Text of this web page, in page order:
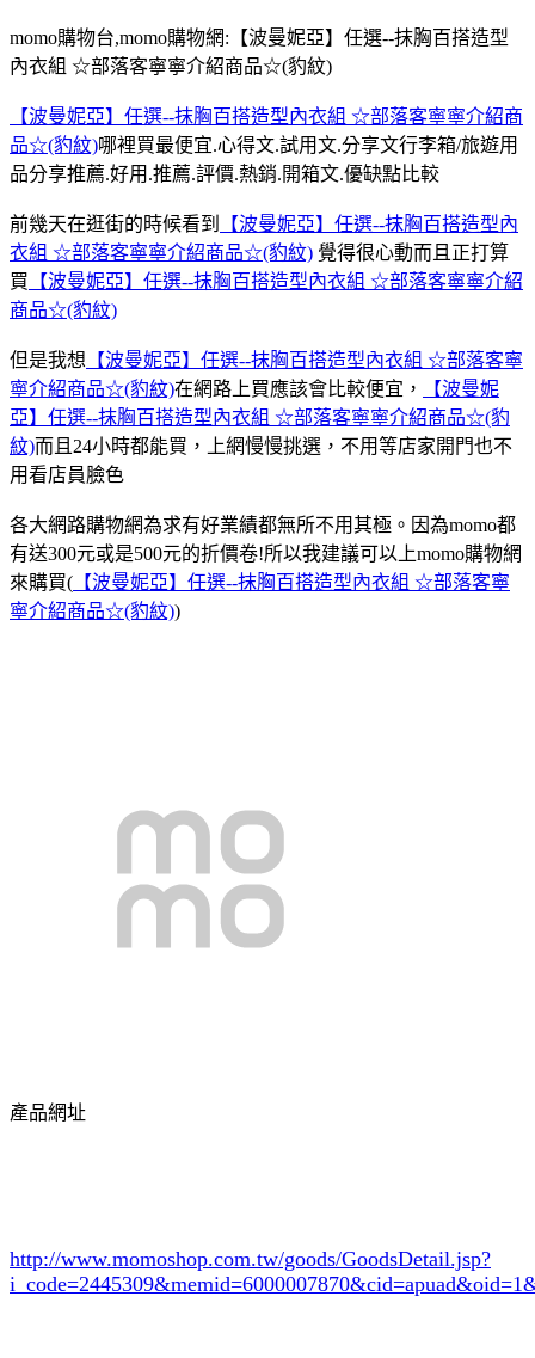
momo購物台,momo購物網:【波曼妮亞】任選--抹胸百搭造型
內衣組 ☆部落客寧寧介紹商品☆(豹紋)
【波曼妮亞】任選--抹胸百搭造型內衣組 ☆部落客寧寧介紹商
品☆(豹紋)哪裡買最便宜.心得文.試用文.分享文行李箱/旅遊用
品分享推薦.好用.推薦.評價.熱銷.開箱文.優缺點比較
前幾天在逛街的時候看到
【波曼妮亞】任選--抹胸百搭造型內
衣組 ☆部落客寧寧介紹商品☆(豹紋) 覺得很心動而且正打算
買 【波曼妮亞】任選--抹胸百搭造型內衣組 ☆部落客寧寧介紹
商品☆(豹紋)
但是我想 【波曼妮亞】任選--抹胸百搭造型內衣組 ☆部落客寧
寧介紹商品☆(豹紋)在網路上買應該會比較便宜，
【波曼妮
亞】任選--抹胸百搭造型內衣組 ☆部落客寧寧介紹商品☆(豹
紋)而且24小時都能買，上網慢慢挑選，不用等店家開門也不
用看店員臉色
各大網路購物網為求有好業績都無所不用其極。因為momo都
有送300元或是500元的折價卷!所以我建議可以上momo購物網
來購買( 【波曼妮亞】任選--抹胸百搭造型內衣組 ☆部落客寧
寧介紹商品☆(豹紋))
產品網址
http://www.momoshop.com.tw/goods/GoodsDetail.jsp?
i_code=2445309